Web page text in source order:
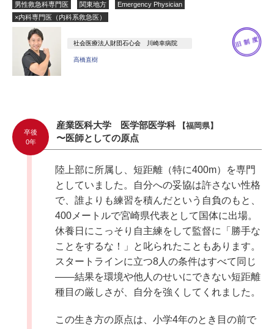
男性救急科専門医
関東地方
Emergency Physician
×内科専門医（内科系救急医）
社会医療法人財団石心会 川崎幸病院
高橋直樹
卒後
0年
産業医科大学 医学部医学科 【福岡県】
〜医師としての原点
陸上部に所属し、短距離（特に400m）を専門
としていました。自分への妥協は許さない性格
で、誰よりも練習を積んだという自負のもと、
400メートルで宮崎県代表として国体に出場。
休養日にこっそり自主練をして監督に「勝手な
ことをするな！」と叱られたこともあります。
スタートラインに立つ8人の条件はすべて同じ
――結果を環境や他人のせいにできない短距離
種目の厳しさが、自分を強くしてくれました。
この生き方の原点は、小学4年のとき目の前で